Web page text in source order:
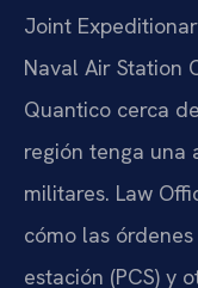
Joint
Naval Air Station
Quantico cerca
región tenga una
militares. Law
cómo las
estación (PCS) y